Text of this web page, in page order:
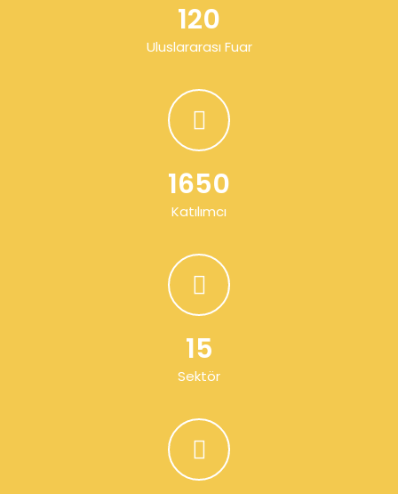
120
Uluslararası Fuar
1650
Katılımcı
15
Sektör